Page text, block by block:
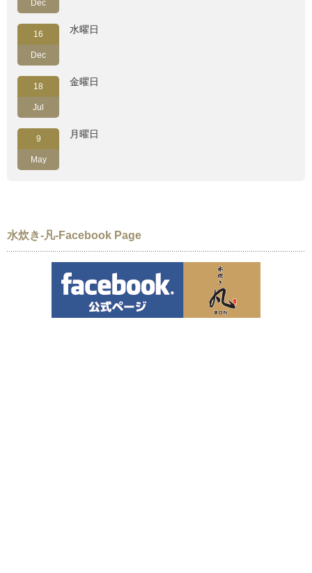
Dec
16
Dec
水曜日
18
Jul
金曜日
9
May
月曜日
水炊き-凡-Facebook Page